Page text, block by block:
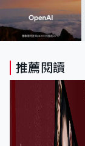
推薦閱讀